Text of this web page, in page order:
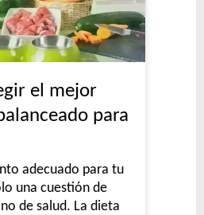
el mejor
para
adecuado para tu
una cuestión de
de salud. La dieta